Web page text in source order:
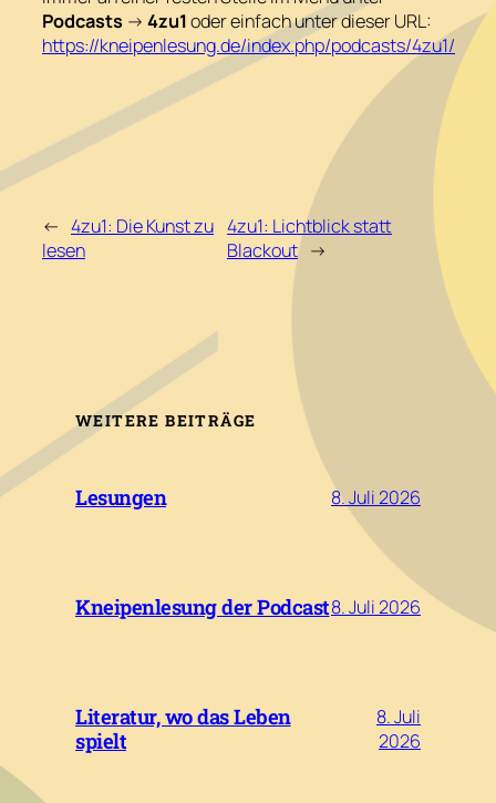
Podcasts -> 4zu1oder einfach unter dieser URL:
https://kneipenlesung.de/index.php/podcasts/4zu1/
← 4zu1: Die Kunst zu
lesen
4zu1: Lichtblick statt
Blackout →
WEITERE BEITRÄGE
Lesungen 8. Juli 2026
Kneipenlesung der Podcast8. Juli 2026
Literatur, wo das Leben
spielt
8. Juli
2026